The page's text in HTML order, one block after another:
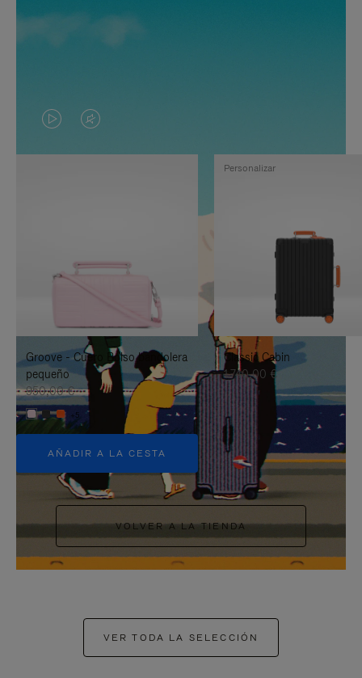
EL
VÍDEO
PULSE
PAUSARLO.
EL
SONIDO
DESACTIVADO:
PULSE
PARA
ACTIVARLO.
Groove - Cuero Bolso bandolera
pequeño
950,00 €
+5
AÑADIR A LA CESTA
Classic Cabin
1.740,00 €
Personalizar
VOLVER A LA TIENDA
VER TODA LA SELECCIÓN